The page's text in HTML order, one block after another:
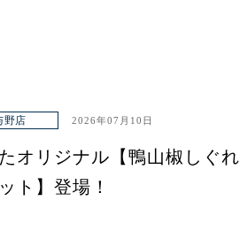
野店 2026年07月10日
オリジナル【鴨山椒しぐれ
ト】登場！